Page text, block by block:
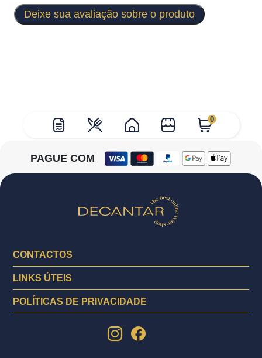
0
Deixe sua avaliação sobre o produto
PAGUE COM
CONTACTOS
LINKS ÚTEIS
POLÍTICAS DE PRIVACIDADE